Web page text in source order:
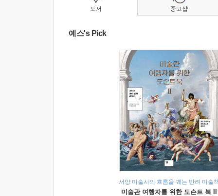
도서
예스's Pick
서양 미술사의 흐름을 꿰는 반려 미술
미술관 여행자를 위한 도슨트 북 II
중고샵